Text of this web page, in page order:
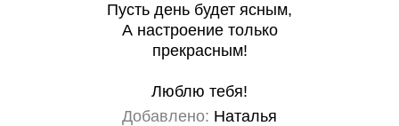
Пусть день будет ясным,
А настроение только
прекрасным!
Люблю тебя!
Добавлено: Наталья